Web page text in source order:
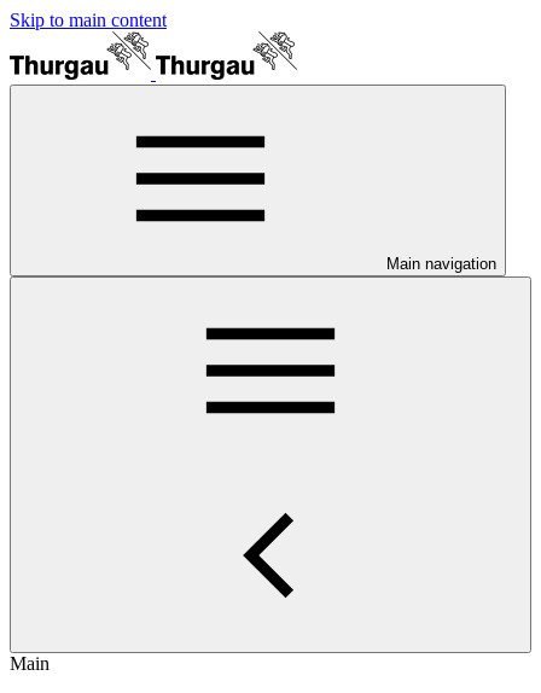
Skip to main content
Main navigation
Main